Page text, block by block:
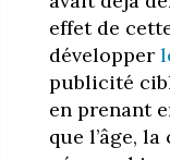
effet de
développer
publicité
en prenant
que l’âge,